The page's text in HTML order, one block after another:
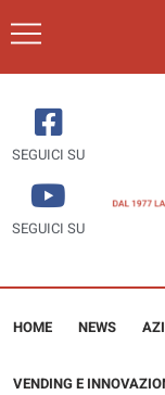
SEGUICI SU
SEGUICI SU
HOME NEWS
VENDING E